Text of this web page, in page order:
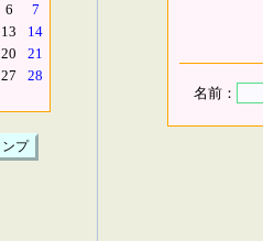
6
7
13
14
20
21
27
28
名前：